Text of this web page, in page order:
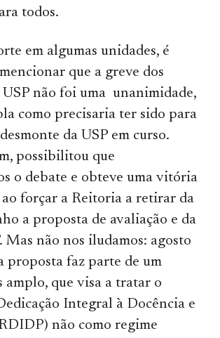
todos.
em algumas unidades, é
que a greve dos
USP não foi uma unanimidade,
como precisaria ter sido para
da USP em curso.
possibilitou que
o debate e obteve uma vitória
forçar a Reitoria a retirar da
a proposta de avaliação e da
Mas não nos iludamos: agosto
proposta faz parte de um
amplo, que visa a tratar o
Integral à Docência e
não como regime